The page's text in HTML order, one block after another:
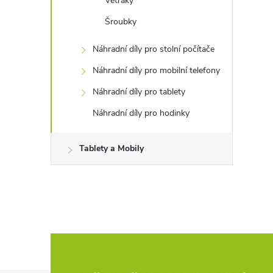
Šroubky
Náhradní díly pro stolní počítače
Náhradní díly pro mobilní telefony
Náhradní díly pro tablety
Náhradní díly pro hodinky
Tablety a Mobily